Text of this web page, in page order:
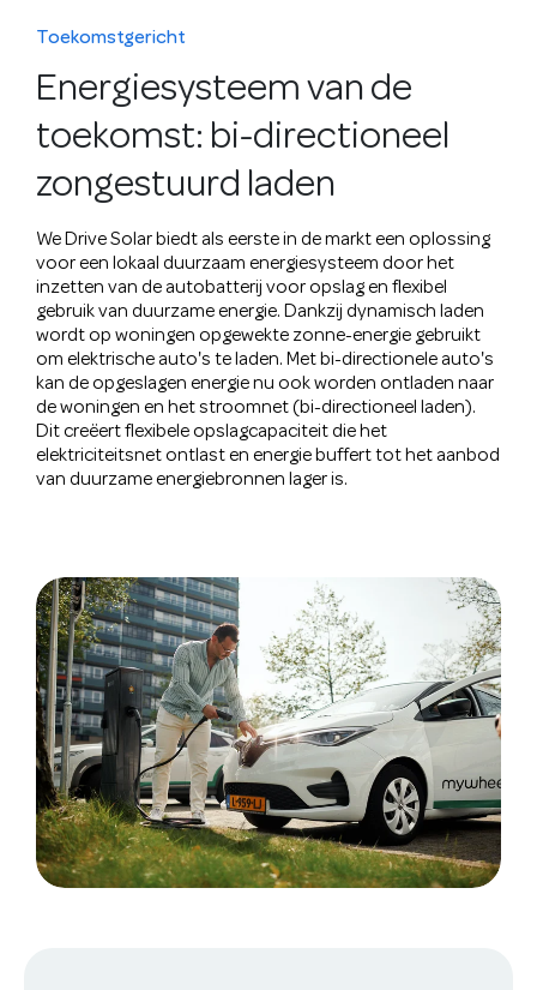
Toekomstgericht
Energiesysteem van de
toekomst: bi-directioneel
zongestuurd laden
We Drive Solar biedt als eerste in de markt een oplossing
voor een lokaal duurzaam energiesysteem door het
inzetten van de autobatterij voor opslag en flexibel
gebruik van duurzame energie. Dankzij dynamisch laden
wordt op woningen opgewekte zonne-energie gebruikt
om elektrische auto's te laden. Met bi-directionele auto's
kan de opgeslagen energie nu ook worden ontladen naar
de woningen en het stroomnet (bi-directioneel laden).
Dit creëert flexibele opslagcapaciteit die het
elektriciteitsnet ontlast en energie buffert tot het aanbod
van duurzame energiebronnen lager is.